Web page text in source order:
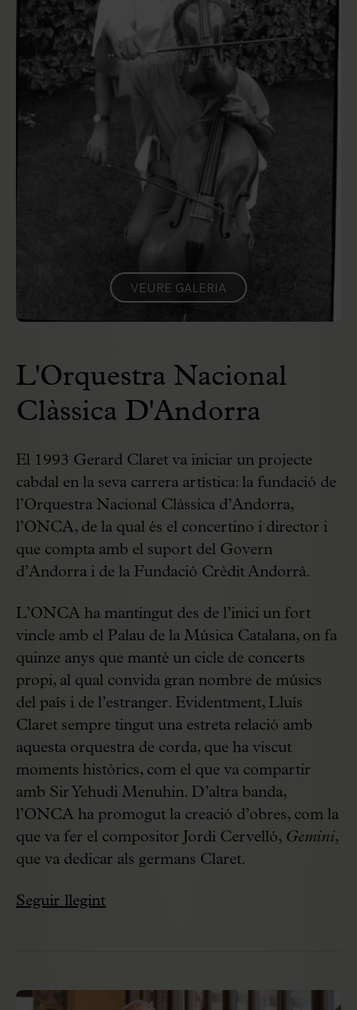
VEURE GALERIA
L'Orquestra Nacional
Clàssica D'Andorra
El 1993 Gerard Claret va iniciar un projecte
cabdal en la seva carrera artística: la fundació de
l’Orquestra Nacional Clàssica d’Andorra,
l’ONCA, de la qual és el concertino i director i
que compta amb el suport del Govern
d’Andorra i de la Fundació Crèdit Andorrà.
L’ONCA ha mantingut des de l’inici un fort
vincle amb el Palau de la Música Catalana, on fa
quinze anys que manté un cicle de concerts
propi, al qual convida gran nombre de músics
del país i de l’estranger. Evidentment, Lluís
Claret sempre tingut una estreta relació amb
aquesta orquestra de corda, que ha viscut
moments històrics, com el que va compartir
amb Sir Yehudi Menuhin. D’altra banda,
l’ONCA ha promogut la creació d’obres, com la
que va fer el compositor Jordi Cervelló, Gemini,
que va dedicar als germans Claret.
Seguir llegint